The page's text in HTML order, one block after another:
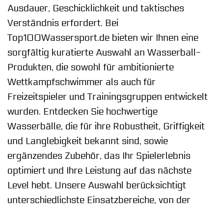
Ausdauer, Geschicklichkeit und taktisches
Verständnis erfordert. Bei
Top100Wassersport.de bieten wir Ihnen eine
sorgfältig kuratierte Auswahl an Wasserball-
Produkten, die sowohl für ambitionierte
Wettkampfschwimmer als auch für
Freizeitspieler und Trainingsgruppen entwickelt
wurden. Entdecken Sie hochwertige
Wasserbälle, die für ihre Robustheit, Griffigkeit
und Langlebigkeit bekannt sind, sowie
ergänzendes Zubehör, das Ihr Spielerlebnis
optimiert und Ihre Leistung auf das nächste
Level hebt. Unsere Auswahl berücksichtigt
unterschiedlichste Einsatzbereiche, von der